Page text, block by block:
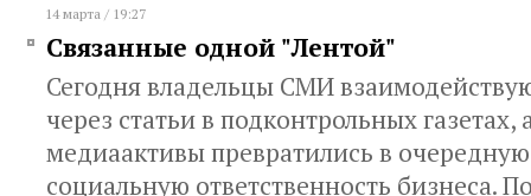
14 марта / 19:27
Связанные одной "Лентой"
Сегодня владельцы СМИ
через статьи в подконтрольных газетах,
медиаактивы превратились в очередную
социальную ответственность бизнеса.